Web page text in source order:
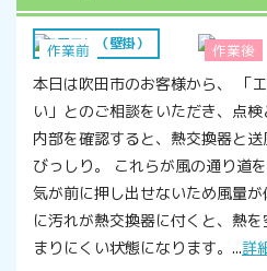
作業前 作業後
エアコン（壁掛）
本日は吹田市のお客様から、 「
い」とのご相談をいただき、点検
内部を確認すると、熱交換器と
びっしり。 これらが風の通り道
気が前に押し出せないため風量
に汚れが熱交換器に付くと、熱
まりにくい状態になります。...詳